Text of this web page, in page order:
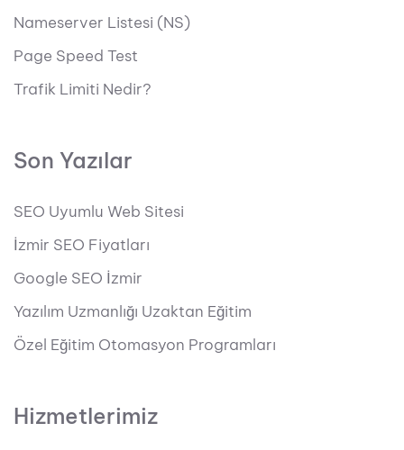
Nameserver Listesi (NS)
Page Speed Test
Trafik Limiti Nedir?
Son Yazılar
SEO Uyumlu Web Sitesi
İzmir SEO Fiyatları
Google SEO İzmir
Yazılım Uzmanlığı Uzaktan Eğitim
Özel Eğitim Otomasyon Programları
Hizmetlerimiz